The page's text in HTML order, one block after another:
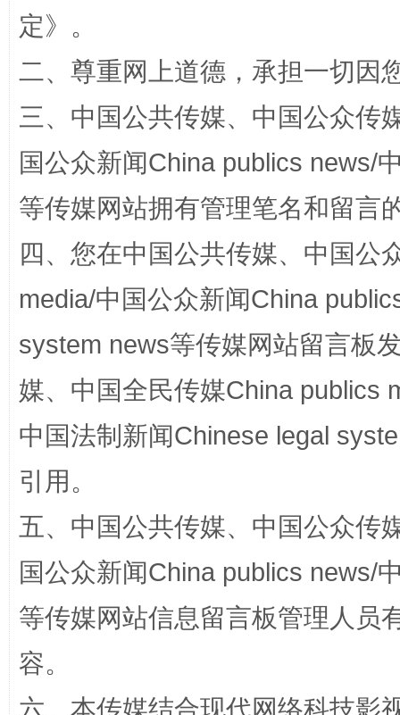
全民健身五年计划来了！等你上场
阿坝州三大球赛在茂县开幕 规模
国家大学科技园优化重塑工作
定》。
二、尊重网上道德，承担一切因
三、中国公共传媒、中国公众传
国公众新闻China publics news/
等传媒网站拥有管理笔名和留言
四、您在中国公共传媒、中国公
media/中国公众新闻China
system news等传媒网站留言板
媒、中国全民传媒China publics
中国法制新闻Chinese legal
引用。
五、中国公共传媒、中国公众传
国公众新闻China publics news/
等传媒网站信息留言板管理人员
容。
六、本传媒结合现代网络科技影